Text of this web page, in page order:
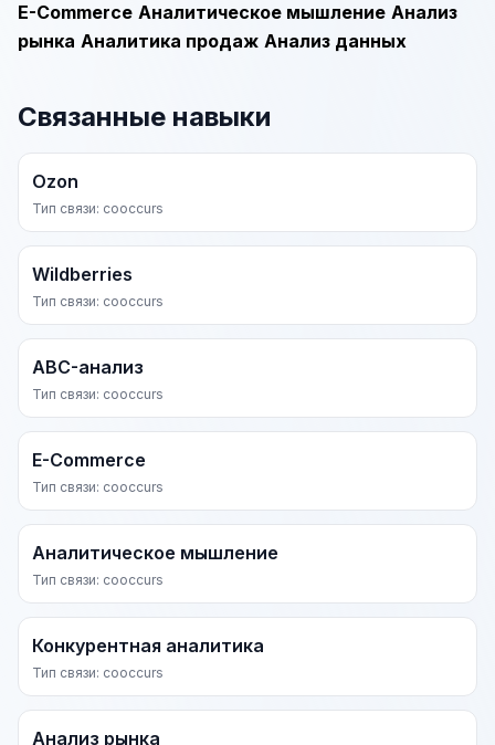
E-Commerce Аналитическое мышление Анализ
рынка Аналитика продаж Анализ данных
Связанные навыки
Ozon
Тип связи: cooccurs
Wildberries
Тип связи: cooccurs
ABC-анализ
Тип связи: cooccurs
E-Commerce
Тип связи: cooccurs
Аналитическое мышление
Тип связи: cooccurs
Конкурентная аналитика
Тип связи: cooccurs
Анализ рынка